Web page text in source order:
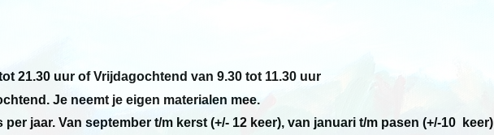
21.30 uur of Vrijdagochtend van 9.30 tot 11.30 uur
Je neemt je eigen materialen mee.
jaar. Van september t/m kerst (+/- 12 keer), van januari t/m pasen (+/-10 keer)